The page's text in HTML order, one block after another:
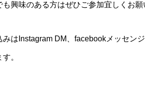
も興味のある方はぜひご参加宜しくお願
みはInstagram DM、facebookメッセン
。